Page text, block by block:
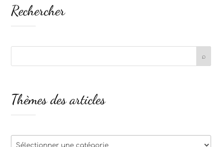
Rechercher
Thèmes des articles
Thèmes